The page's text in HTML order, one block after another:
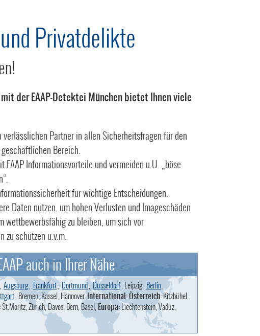
Privatdelikte
der EAAP-Detektei München bietet Ihnen viele
verlässlichen Partner in allen Sicherheitsfragen für den
Bereich.
EAAP Informationsvorteile und vermeiden u.U. „böse
für wichtige Entscheidungen.
Daten nutzen, um hohen Verlusten und Imageschäden
wettbewerbsfähig zu bleiben, um sich vor
zu schützen u.v.m.
auch in Ihrer Nähe
, Augsburg, Frankfurt,Dortmund,Düsseldorf, Leipzig, Berlin,
, Bremen, Kassel, Hannover,International: Österreich:Kitzbühel,
St.Moritz, Zürich, Davos, Bern, Basel,Europa:Liechtenstein, Vaduz,